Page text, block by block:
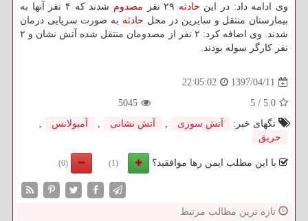
وی ادامه داد: در این حادثه مصدوم
شدند كه ۴ نفر آنها به
بیمارستان منتقل و سایرین در محل حادثه به صورت سرپایی درمان
شدند. وی اضافه كرد: ۲ نفر از مصدومان منتقل شده آتش نشان و ۲
نفر كارگر سوله بودند.
1397/04/11
22:05:02
5.0
/
5
5045
تگهای خبر:
آتش سوزی , آتش نشانی , آمبولانس
,
حریق
با این مطلب ایمن رها موافقید؟ (1)
(0)
تازه ترین مطالب مرتبط